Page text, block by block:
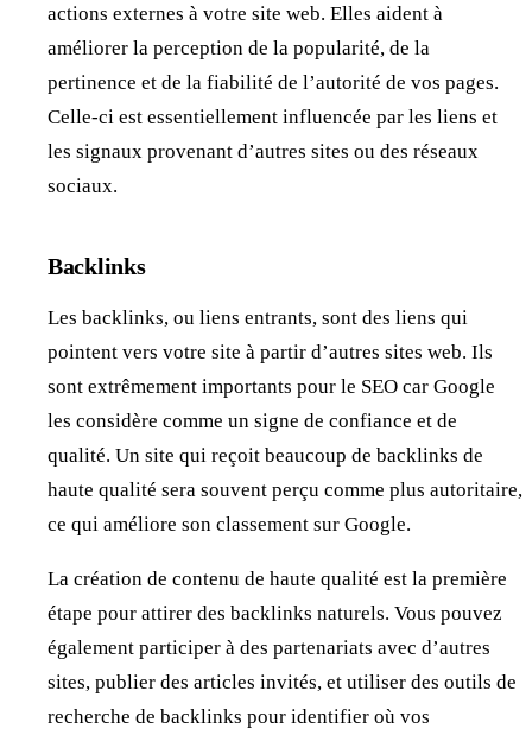
actions externes à votre site web. Elles aident à
améliorer la perception de la popularité, de la
pertinence et de la fiabilité de l’autorité de vos pages.
Celle-ci est essentiellement influencée par les liens et
les signaux provenant d’autres sites ou des réseaux
sociaux.
Backlinks
Les backlinks, ou liens entrants, sont des liens qui
pointent vers votre site à partir d’autres sites web. Ils
sont extrêmement importants pour le SEO car Google
les considère comme un signe de confiance et de
qualité. Un site qui reçoit beaucoup de backlinks de
haute qualité sera souvent perçu comme plus autoritaire,
ce qui améliore son classement sur Google.
La création de contenu de haute qualité est la première
étape pour attirer des backlinks naturels. Vous pouvez
également participer à des partenariats avec d’autres
sites, publier des articles invités, et utiliser des outils de
recherche de backlinks pour identifier où vos